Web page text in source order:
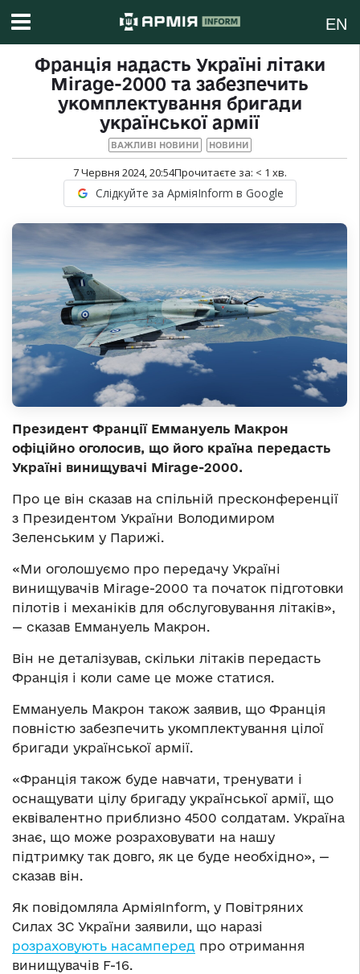
EN
Франція надасть Україні літаки
Mirage-2000 та забезпечить
укомплектування бригади
української армії
ВАЖЛИВІ НОВИНИ НОВИНИ
7 Червня 2024, 20:54Прочитаєте за: < 1 хв.
Слідкуйте за АрміяInform в Google
Президент Франції Еммануель Макрон
офіційно оголосив, що його країна передасть
Україні винищувачі Mirage-2000.
Про це він сказав на спільній пресконференції
з Президентом України Володимиром
Зеленським у Парижі.
«Ми оголошуємо про передачу Україні
винищувачів Mirage-2000 та початок підготовки
пілотів і механіків для обслуговування літаків»,
— сказав Еммануель Макрон.
Він не деталізував, скільки літаків передасть
Франція і коли саме це може статися.
Еммануель Макрон також заявив, що Франція
повністю забезпечить укомплектування цілої
бригади української армії.
«Франція також буде навчати, тренувати і
оснащувати цілу бригаду української армії, що
еквівалентно приблизно 4500 солдатам. Україна
знає, що може розраховувати на нашу
підтримку так довго, як це буде необхідно», —
сказав він.
Як повідомляла АрміяInform, у Повітряних
Силах ЗС України заявили, що наразі
розраховують насамперед про отримання
винищувачів F-16.